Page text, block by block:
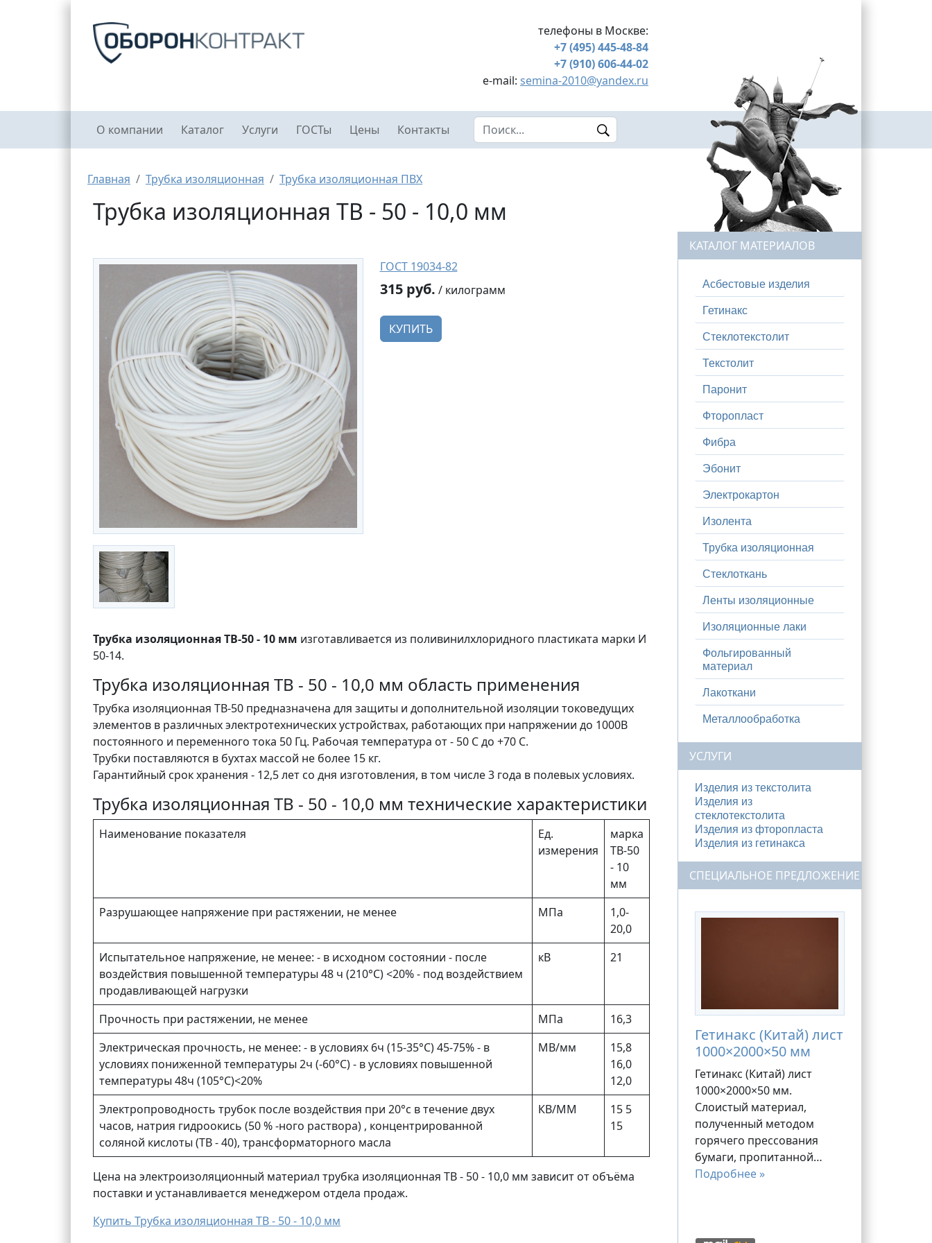
телефоны в Москве:
+7 (495) 445-48-84
+7 (910) 606-44-02
e-mail: semina-2010@yandex.ru
Главное меню
О компании Каталог Услуги ГОСТы Цены Контакты Search this site
Строка навигации
Главная Трубка изоляционная Трубка изоляционная ПВХ
Трубка изоляционная ТВ - 50 - 10,0 мм
ГОСТ 19034-82
315 руб. / килограмм
КУПИТЬ
Трубка изоляционная ТВ-50 - 10 мм изготавливается из поливинилхлоридного пластиката марки И
50-14.
Трубка изоляционная ТВ - 50 - 10,0 мм область применения
Трубка изоляционная ТВ-50 предназначена для защиты и дополнительной изоляции токоведущих
элементов в различных электротехнических устройствах, работающих при напряжении до 1000В
постоянного и переменного тока 50 Гц. Рабочая температура от - 50 С до +70 С.
Трубки поставляются в бухтах массой не более 15 кг.
Гарантийный срок хранения - 12,5 лет со дня изготовления, в том числе 3 года в полевых условиях.
Трубка изоляционная ТВ - 50 - 10,0 мм технические характеристики
Наименование показателя
Ед.
измерения
марка
ТВ-50
- 10
мм
Разрушающее напряжение при растяжении, не менее
МПа
1,0-
20,0
Испытательное напряжение, не менее: - в исходном состоянии - после
воздействия повышенной температуры 48 ч (210°С) <20% - под воздействием
продавливающей нагрузки
кВ 21
Прочность при растяжении, не менее МПа
16,3
Электрическая прочность, не менее: - в условиях 6ч (15-35°С) 45-75% - в
условиях пониженной температуры 2ч (-60°С) - в условиях повышенной
температуры 48ч (105°С)<20%
МВ/мм
15,8
16,0
12,0
Электропроводность трубок после воздействия при 20°с в течение двух
часов, натрия гидроокись (50 % -ного раствора) , концентрированной
соляной кислоты (ТВ - 40), трансформаторного масла
КВ/ММ
15 5
15
Цена на электроизоляционный материал трубка изоляционная ТВ - 50 - 10,0 мм зависит от объёма
поставки и устанавливается менеджером отдела продаж.
Купить Трубка изоляционная ТВ - 50 - 10,0 мм
КАТАЛОГ МАТЕРИАЛОВ
Асбестовые изделия
Гетинакс
Стеклотекстолит
Текстолит
Паронит
Фторопласт
Фибра
Эбонит
Электрокартон
Изолента
Трубка изоляционная
Стеклоткань
Ленты изоляционные
Изоляционные лаки
Фольгированный
материал
Лакоткани
Металлообработка
УСЛУГИ
Изделия из текстолита
Изделия из
стеклотекстолита
Изделия из фторопласта
Изделия из гетинакса
СПЕЦИАЛЬНОЕ ПРЕДЛОЖЕНИЕ
Гетинакс (Китай) лист
1000×2000×50 мм
Гетинакс (Китай) лист
1000×2000×50 мм.
Слоистый материал,
полученный методом
горячего прессования
бумаги, пропитанной…
Подробнее »